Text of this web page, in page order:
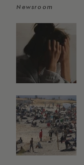
Newsroom